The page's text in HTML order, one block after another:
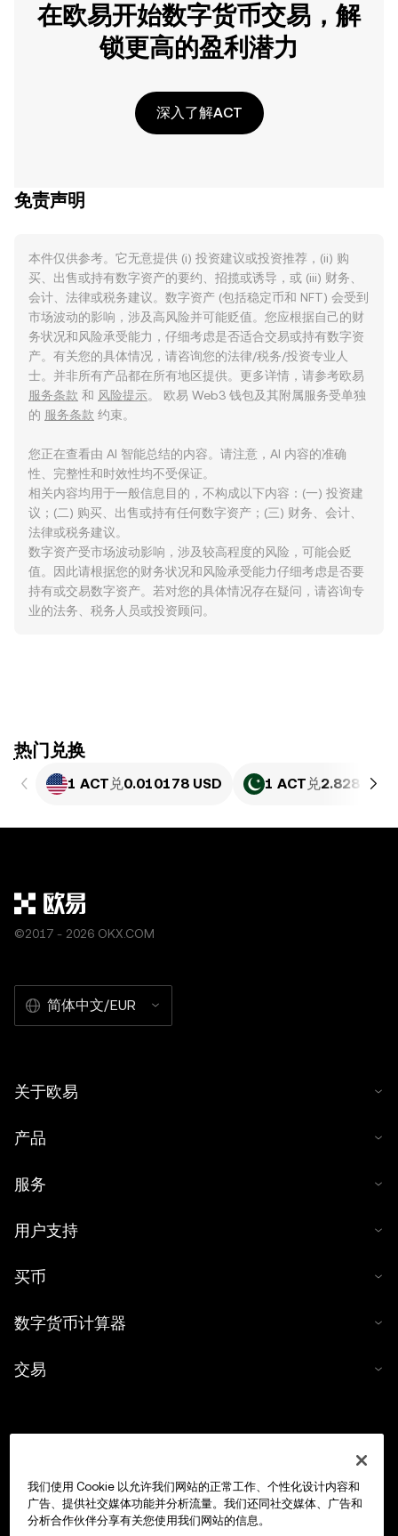
在欧易开始数字货币交易，解
锁更高的盈利潜力
深入了解ACT
免责声明
本件仅供参考。它无意提供 (i) 投资建议或投资推荐，(ii) 购
买、出售或持有数字资产的要约、招揽或诱导，或 (iii) 财务、
会计、法律或税务建议。数字资产 (包括稳定币和 NFT) 会受到
市场波动的影响，涉及高风险并可能贬值。您应根据自己的财
务状况和风险承受能力，仔细考虑是否适合交易或持有数字资
产。有关您的具体情况，请咨询您的法律/税务/投资专业人
士。并非所有产品都在所有地区提供。更多详情，请参考欧易
服务条款 和 风险提示。 欧易 Web3 钱包及其附属服务受单独
的 服务条款 约束。
您正在查看由 AI 智能总结的内容。请注意，AI 内容的准确
性、完整性和时效性均不受保证。
相关内容均用于一般信息目的，不构成以下内容：(一) 投资建
议；(二) 购买、出售或持有任何数字资产；(三) 财务、会计、
法律或税务建议。
数字资产受市场波动影响，涉及较高程度的风险，可能会贬
值。因此请根据您的财务状况和风险承受能力仔细考虑是否要
持有或交易数字资产。若对您的具体情况存在疑问，请咨询专
业的法务、税务人员或投资顾问。
ִִִִִִִִִִִִִִִִִִִִִִִִִִִִִִִִִִִִִִִִִִִִִִִִ热门兑换
1 ACT 兑0.010178 USD 1 ACT 兑2.828 PKR
©2017 - 2026 OKX.COM
简体中文/EUR
关于欧易
产品
服务
用户支持
买币
数字货币计算器
交易
我们使用 Cookie 以允许我们网站的正常工作、个性化设计内容和
广告、提供社交媒体功能并分析流量。我们还同社交媒体、广告和
分析合作伙伴分享有关您使用我们网站的信息。